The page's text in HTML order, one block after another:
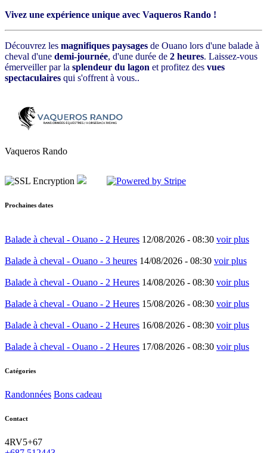
Vivez une expérience unique avec Vaqueros Rando !
Découvrez les magnifiques paysages de Ouano lors d'une balade à
cheval d'une demi-journée, d'une durée de 2 heures. Laissez-vous
émerveiller par la splendeur du lagon et profitez des vues
spectaculaires qui s'offrent à vous..
Vaqueros Rando
Prochaines dates
Balade à cheval - Ouano - 2 Heures 12/08/2026 - 08:30 voir plus
Balade à cheval - Ouano - 3 heures 14/08/2026 - 08:30 voir plus
Balade à cheval - Ouano - 2 Heures 14/08/2026 - 08:30 voir plus
Balade à cheval - Ouano - 2 Heures 15/08/2026 - 08:30 voir plus
Balade à cheval - Ouano - 2 Heures 16/08/2026 - 08:30 voir plus
Balade à cheval - Ouano - 2 Heures 17/08/2026 - 08:30 voir plus
Catégories
Randonnées Bons cadeau
Contact
4RV5+67